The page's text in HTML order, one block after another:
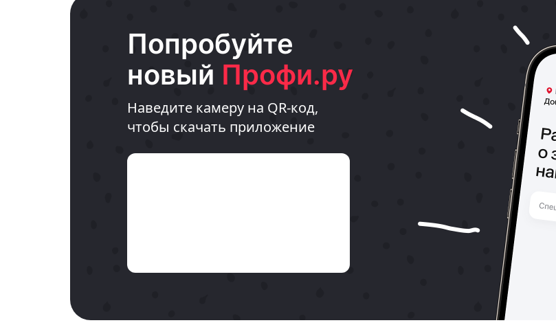
Попробуйте
новый Профи.ру
Наведите камеру на QR-код,
чтобы скачать приложение